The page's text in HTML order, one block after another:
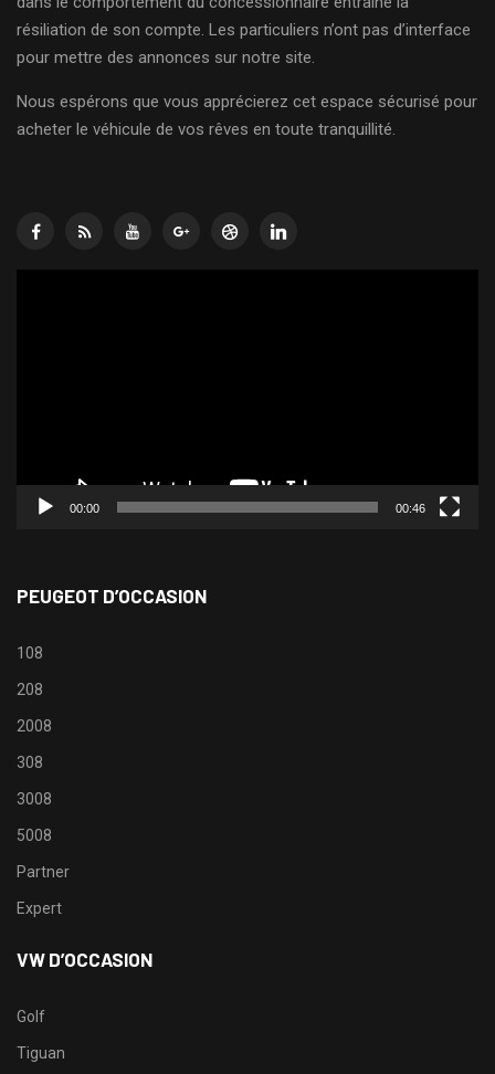
résiliation de son compte. Les particuliers n’ont pas d’interface
pour mettre des annonces sur notre site.
Nous espérons que vous apprécierez cet espace sécurisé pour
acheter le véhicule de vos rêves en toute tranquillité.
00:00 00:46
PEUGEOT D’OCCASION
108
208
2008
308
3008
5008
Partner
Expert
VW D’OCCASION
Golf
Tiguan